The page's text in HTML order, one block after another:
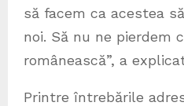
să facem ca acestea
noi. Să nu ne pierdem
românească”, a
Printre întrebările